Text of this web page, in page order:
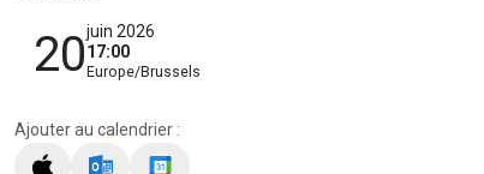
20juin 2026
17:00
Europe/Brussels
Ajouter au calendrier :